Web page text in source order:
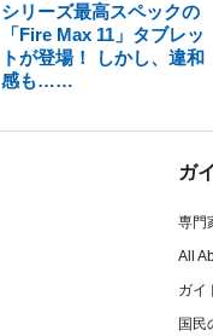
シリーズ最高スペックの
「Fire Max 11」タブレッ
トが登場！ しかし、違和
感も……
ガ
専門
All
ガイ
国民